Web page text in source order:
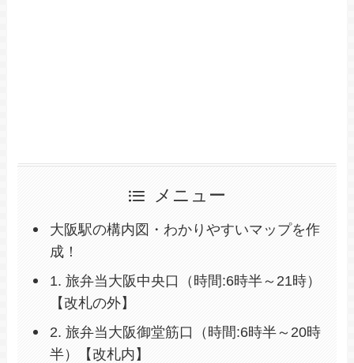
メニュー
大阪駅の構内図・わかりやすいマップを作
成！
1. 旅弁当大阪中央口（時間:6時半～21時）
【改札の外】
2. 旅弁当大阪御堂筋口（時間:6時半～20時
半）【改札内】